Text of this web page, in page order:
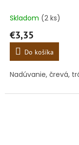
Skladom (2 ks)
€3,35
Do košíka
Nadúvanie, črevá,